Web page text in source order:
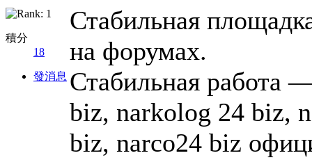
積分
18
發消息
Стабильная
на форумах.
Стабильная работа
biz, narkolog 24 biz,
biz, narco24 biz